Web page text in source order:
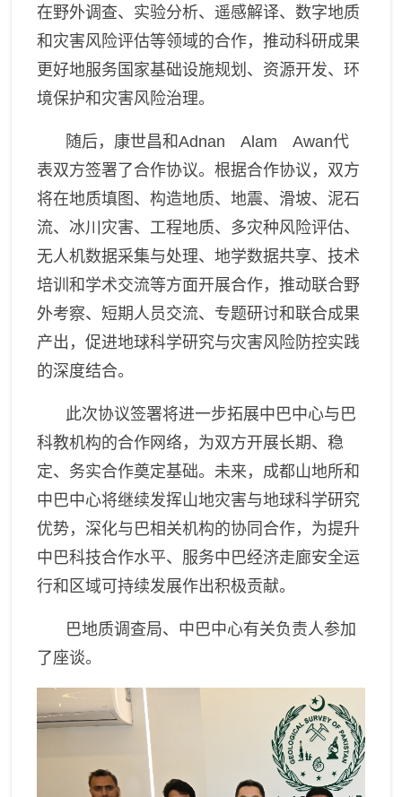
在野外调查、实验分析、遥感解译、数字地质
和灾害风险评估等领域的合作，推动科研成果
更好地服务国家基础设施规划、资源开发、环
境保护和灾害风险治理。
随后，康世昌和Adnan Alam Awan代
表双方签署了合作协议。根据合作协议，双方
将在地质填图、构造地质、地震、滑坡、泥石
流、冰川灾害、工程地质、多灾种风险评估、
无人机数据采集与处理、地学数据共享、技术
培训和学术交流等方面开展合作，推动联合野
外考察、短期人员交流、专题研讨和联合成果
产出，促进地球科学研究与灾害风险防控实践
的深度结合。
此次协议签署将进一步拓展中巴中心与巴
科教机构的合作网络，为双方开展长期、稳
定、务实合作奠定基础。未来，成都山地所和
中巴中心将继续发挥山地灾害与地球科学研究
优势，深化与巴相关机构的协同合作，为提升
中巴科技合作水平、服务中巴经济走廊安全运
行和区域可持续发展作出积极贡献。
巴地质调查局、 中巴中心有关负责人参加
了座谈。